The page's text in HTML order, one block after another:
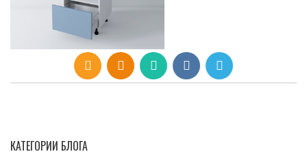
КАТЕГОРИИ БЛОГА